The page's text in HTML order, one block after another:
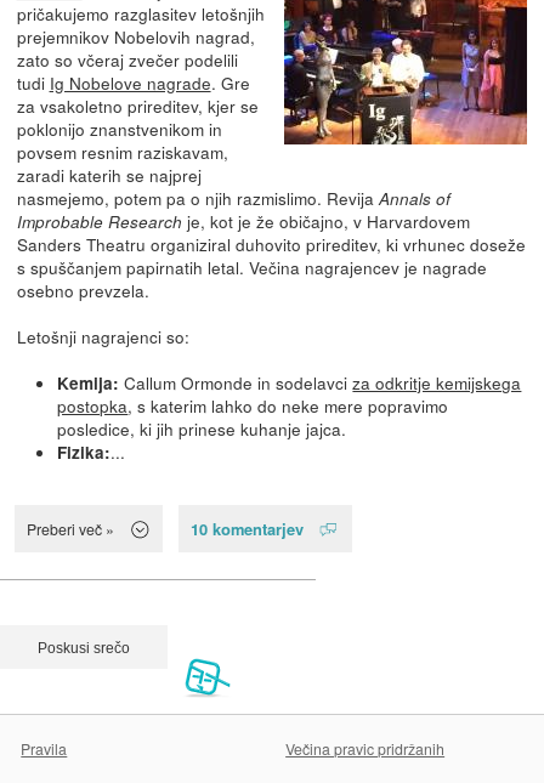
pričakujemo razglasitev letošnjih
prejemnikov Nobelovih nagrad,
zato so včeraj zvečer podelili
tudi Ig Nobelove nagrade. Gre
za vsakoletno prireditev, kjer se
poklonijo znanstvenikom in
povsem resnim raziskavam,
zaradi katerih se najprej
nasmejemo, potem pa o njih razmislimo. Revija Annals of
Improbable Research je, kot je že običajno, v Harvardovem
Sanders Theatru organiziral duhovito prireditev, ki vrhunec doseže
s spuščanjem papirnatih letal. Večina nagrajencev je nagrade
osebno prevzela.
Letošnji nagrajenci so:
Kemija: Callum Ormonde in sodelavciza odkritje kemijskega
postopka, s katerim lahko do neke mere popravimo
posledice, ki jih prinese kuhanje jajca.
Fizika:...
Preberi več » 10 komentarjev
Pravila
Večina pravic pridržanih